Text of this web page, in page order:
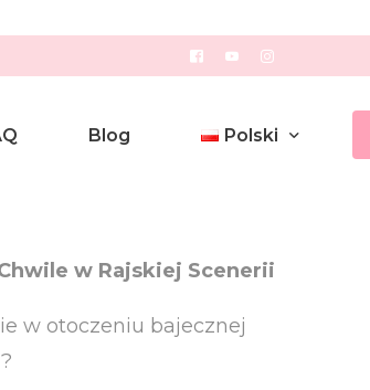
Blog Polski
Polski
w Rajskiej Scenerii
w otoczeniu bajecznej